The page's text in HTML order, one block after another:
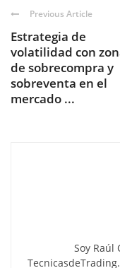
Previous Article
Estrategia de
volatilidad con
de sobrecompra y
sobreventa en el
mercado ...
Soy Raúl